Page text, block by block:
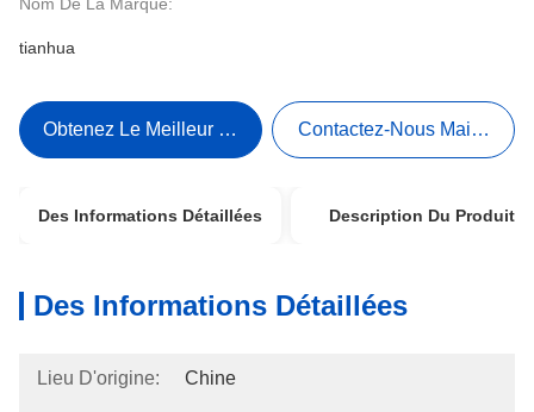
tianhua
Obtenez Le Meilleur Prix Contactez-Nous Maintenant
Des Informations Détaillées Description Du Produit
Des Informations Détaillées
Lieu D'origine: Chine